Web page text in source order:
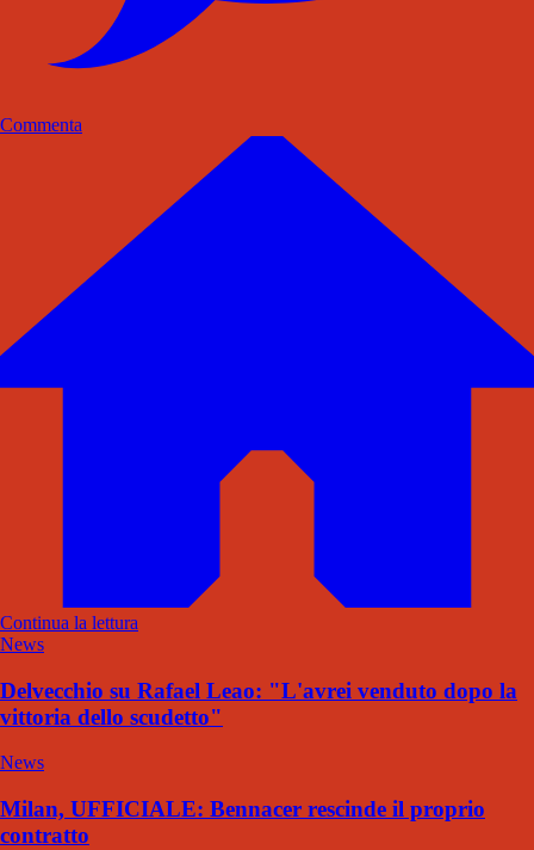
Commenta
Continua la lettura
News
Delvecchio su Rafael Leao: "L'avrei venduto dopo la
vittoria dello scudetto"
News
Milan, UFFICIALE: Bennacer rescinde il proprio
contratto